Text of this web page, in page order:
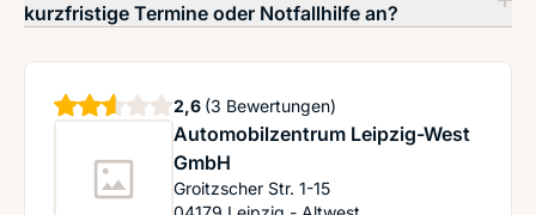
kurzfristige Termine oder Notfallhilfe an?
Automobilzentrum Leipzig-West
GmbH
Groitzscher Str. 1-15
2,6 Sterne
(3 Bewertungen)